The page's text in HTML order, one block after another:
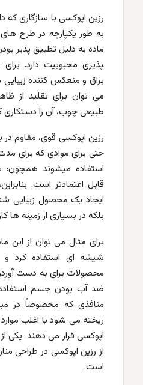
رزین اپوکسی با سازگاری که
به طور یکپارچه در طرح
پذیری محبوبیت دارد.
براق و منعکس کننده
می توان برای تقلید از
طبیعی چوب، آن را دستکاری
رزین اپوکسی قوی، مقاوم
حتی برای موادی که برای
استفاده میشوند
قابل اعتمادتر است.
ایجاد یک محصول زیبایی
بلکه در بسیاری از زمینه ها
برای مثال می توان از این
شیشه ای استفاده کرد و
محصولات برای به دست
ضد آب بودن جسم
منافذی که مخصوصاً در
ریخته می شود یا اغلب
اپوکسی قرار می دهند. یکی
از رزین اپوکسی در طراحی
است.